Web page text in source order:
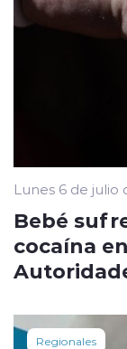
Lunes 6 de julio
Bebé
cocaína
Regionales